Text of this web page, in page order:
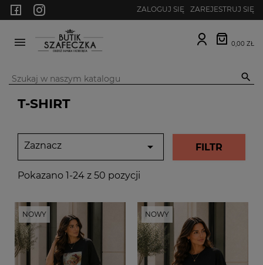
ZALOGUJ SIĘ ZAREJESTRUJ SIĘ

0,00 ZŁ
MENU
T-SHIRT
Zaznacz  FILTR
Pokazano 1-24 z 50 pozycji
NOWY NOWY